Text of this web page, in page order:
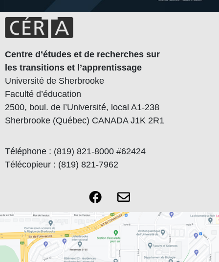
Centre d’études et de recherches sur
les transitions et l’apprentissage
Université de Sherbrooke
Faculté d’éducation
2500, boul. de l’Université, local A1-238
Sherbrooke (Québec) CANADA J1K 2R1
Téléphone : (819) 821-8000 #62424
Télécopieur : (819) 821-7962